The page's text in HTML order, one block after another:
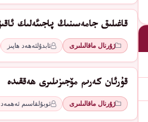
قاغىلىق جامەسىنىڭ پاجىئەلىك
ژۇرنال ماقالىلىرى ئابدۇلئەھەد ھاپىز
قۇرئان كەرىم مۆجىزىلىرى ھەققىدە
ژۇرنال ماقالىلىرى ئوبۇلقاسىم